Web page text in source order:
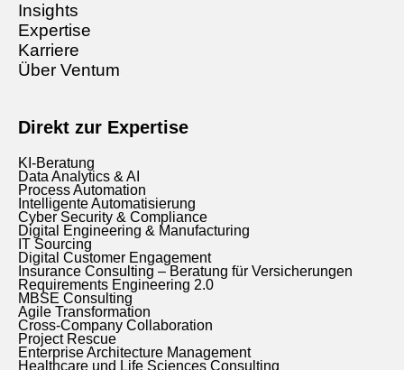
Insights
Expertise
Karriere
Über Ventum
Direkt zur Expertise
KI-Beratung
Data Analytics & AI
Process Automation
Intelligente Automatisierung
Cyber Security & Compliance
Digital Engineering & Manufacturing
IT Sourcing
Digital Customer Engagement
Insurance Consulting – Beratung für Versicherungen
Requirements Engineering 2.0
MBSE Consulting
Agile Transformation
Cross-Company Collaboration
Project Rescue
Enterprise Architecture Management
Healthcare und Life Sciences Consulting